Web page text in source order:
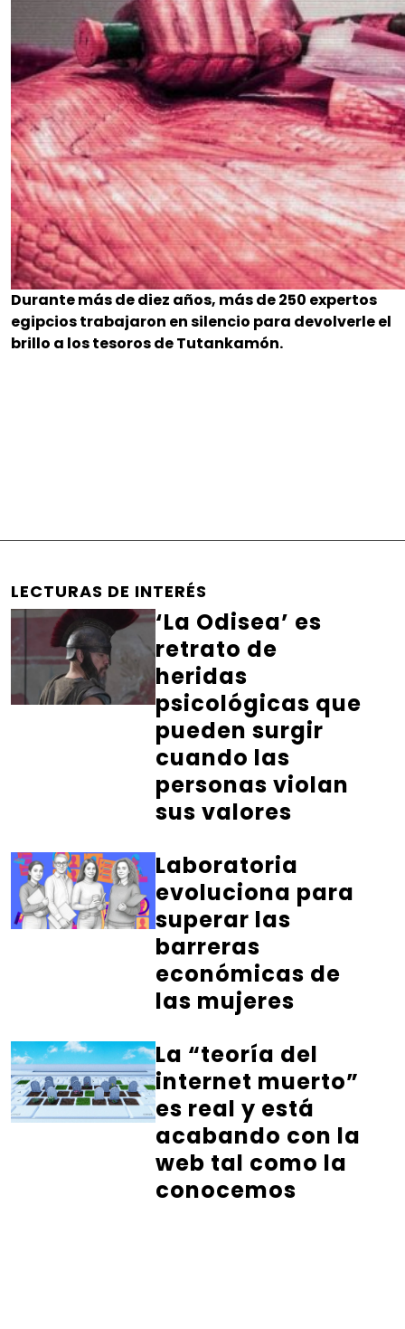
Durante más de diez años, más de 250 expertos
egipcios trabajaron en silencio para devolverle el
brillo a los tesoros de Tutankamón.
LECTURAS DE INTERÉS
‘La Odisea’ es
retrato de
heridas
psicológicas que
pueden surgir
cuando las
personas violan
sus valores
Laboratoria
evoluciona para
superar las
barreras
económicas de
las mujeres
La “teoría del
internet muerto”
es real y está
acabando con la
web tal como la
conocemos